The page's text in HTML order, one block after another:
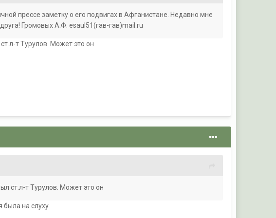
прессе заметку о его подвигах в Афганистане. Недавно мне
Громовых А.Ф. esaul51(гав-гав)mail.ru
т Турулов. Может это он
ст.л-т Турулов. Может это он
на слуху.